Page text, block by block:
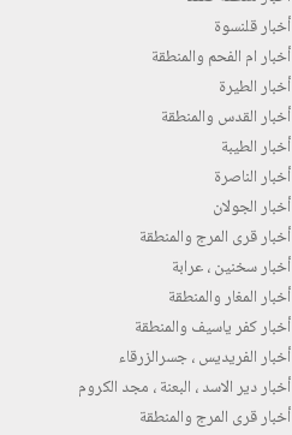
أخبار قلنسوة
أخبار ام الفحم والمنطقة
أخبار الطيرة
أخبار القدس والمنطقة
أخبار الطيبة
أخبار الناصرة
أخبار الجولان
أخبار قرى المرج والمنطقة
أخبار سخنين ، عرابة
أخبار المغار والمنطقة
أخبار كفر ياسيف والمنطقة
أخبار الفريديس ، جسرالزرقاء
أخبار دير الاسد ، البعنة ، مجد الكروم
أخبار قرى المرج والمنطقة